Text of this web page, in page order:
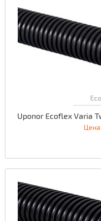
Uponor Ecoflex Varia